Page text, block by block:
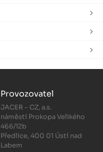
Provozovatel
JACER - CZ, a.s.
náměstí Prokopa Velikého
466/12b
Předlice, 400 01 Ústí nad
Labem